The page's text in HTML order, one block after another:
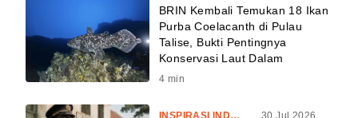
BRIN Kembali Temukan 18 Ikan
Purba Coelacanth di Pulau
Talise, Bukti Pentingnya
Konservasi Laut Dalam
4 min